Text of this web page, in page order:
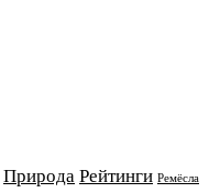
Природа Рейтинги Ремёсла